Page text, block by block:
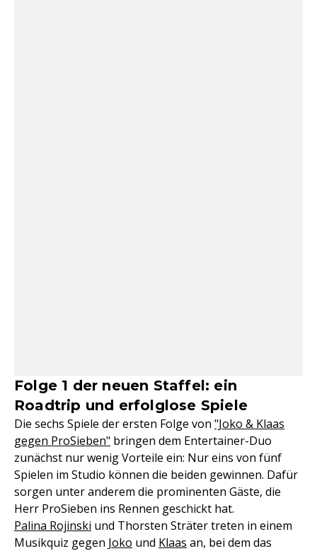
Folge 1 der neuen Staffel: ein
Roadtrip und erfolglose Spiele
Die sechs Spiele der ersten Folge von "Joko & Klaas
gegen ProSieben" bringen dem Entertainer-Duo
zunächst nur wenig Vorteile ein: Nur eins von fünf
Spielen im Studio können die beiden gewinnen. Dafür
sorgen unter anderem die prominenten Gäste, die
Herr ProSieben ins Rennen geschickt hat.
Palina Rojinski und Thorsten Sträter treten in einem
Musikquiz gegen Joko und Klaas an, bei dem das